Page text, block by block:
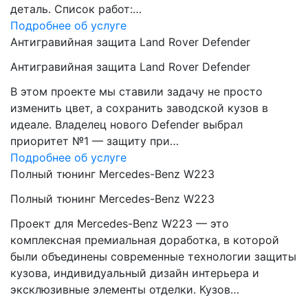
деталь. Список работ:…
Подробнее об услуге
Антигравийная защита Land Rover Defender
Антигравийная защита Land Rover Defender
В этом проекте мы ставили задачу не просто
изменить цвет, а сохранить заводской кузов в
идеале. Владелец нового Defender выбрал
приоритет №1 — защиту при…
Подробнее об услуге
Полный тюнинг Mercedes-Benz W223
Полный тюнинг Mercedes-Benz W223
Проект для Mercedes-Benz W223 — это
комплексная премиальная доработка, в которой
были объединены современные технологии защиты
кузова, индивидуальный дизайн интерьера и
эксклюзивные элементы отделки. Кузов…